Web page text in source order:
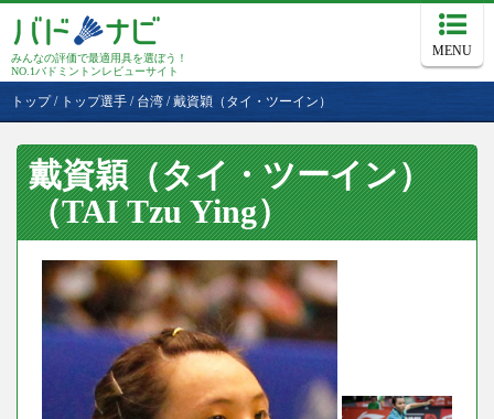
みんなの評価で最適用具を選ぼう！
NO.1バドミントンレビューサイト
MENU
トップ/ トップ選手 / 台湾 /戴資穎（タイ・ツーイン）
戴資穎（タイ・ツーイン）
（TAI Tzu Ying）